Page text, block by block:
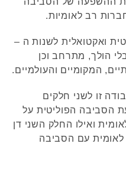
רב לאומיות.
ואקטואלית לשנות ה –
הולך, מתרחב וכן
המקומיים והעולמיים.
זו לשני חלקים
הסביבה הפוליטית על
ואילו החלק השני דן
עם הסביבה